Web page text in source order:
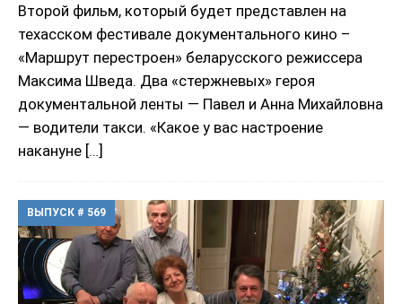
Второй фильм, который будет представлен на
техасском фестивале документального кино –
«Маршрут перестроен» беларусского режиссера
Максима Шведа. Два «стержневых» героя
документальной ленты — Павел и Анна Михайловна
— водители такси. «Какое у вас настроение
накануне […]
ВЫПУСК # 569